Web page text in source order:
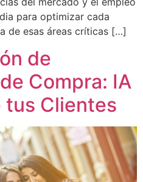
para optimizar cada
de esas áreas críticas […]
de
Compra: IA
tus Clientes